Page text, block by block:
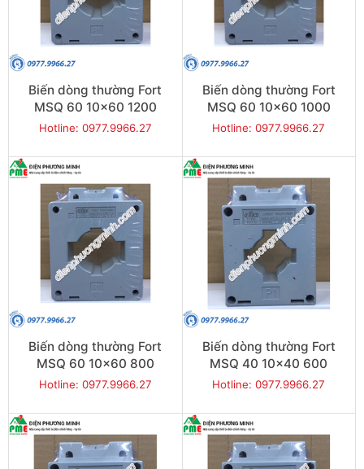
Biến dòng thường Fort
MSQ 60 10x60 1200
Hotline: 0977.9966.27
Biến dòng thường Fort
MSQ 60 10x60 1000
Hotline: 0977.9966.27
Biến dòng thường Fort
MSQ 60 10x60 800
Hotline: 0977.9966.27
Biến dòng thường Fort
MSQ 40 10x40 600
Hotline: 0977.9966.27